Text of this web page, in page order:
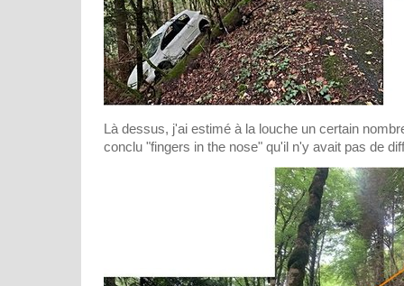
Là dessus, j'ai estimé à la louche un certain
conclu "fingers in the nose" qu'il n'y avait pas de